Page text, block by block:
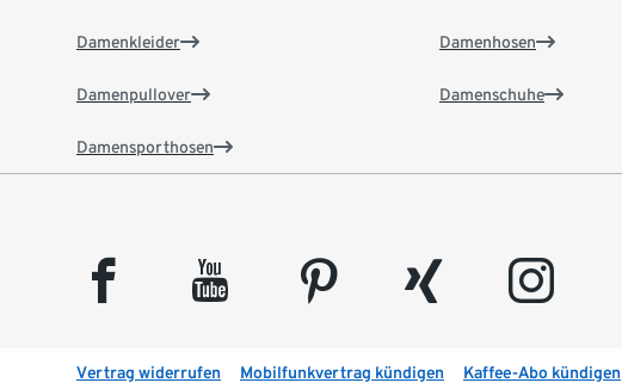
Damenkleider
Damenpullover
Damensporthosen
Damenhosen
Damenschuhe
facebook youtube pinterest xing instagram
Vertrag widerrufen Mobilfunkvertrag kündigen Kaffee-Abo kündigen